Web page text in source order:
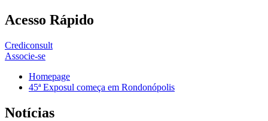
Acesso Rápido
Crediconsult
Associe-se
Homepage
45ª Exposul começa em Rondonópolis
Notícias